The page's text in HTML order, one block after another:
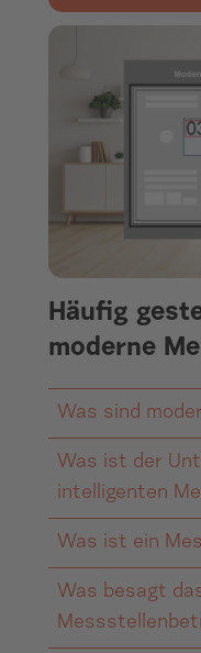
Häufig
moderne
Was sind
Moderne
Stromzähler,
besser
klassischen,
verfügen über
neben dem
Was ist der
intelligenten
Ein
neben der
aus einem
sogenannten
Was ist ein
Der
dem
Was besagt